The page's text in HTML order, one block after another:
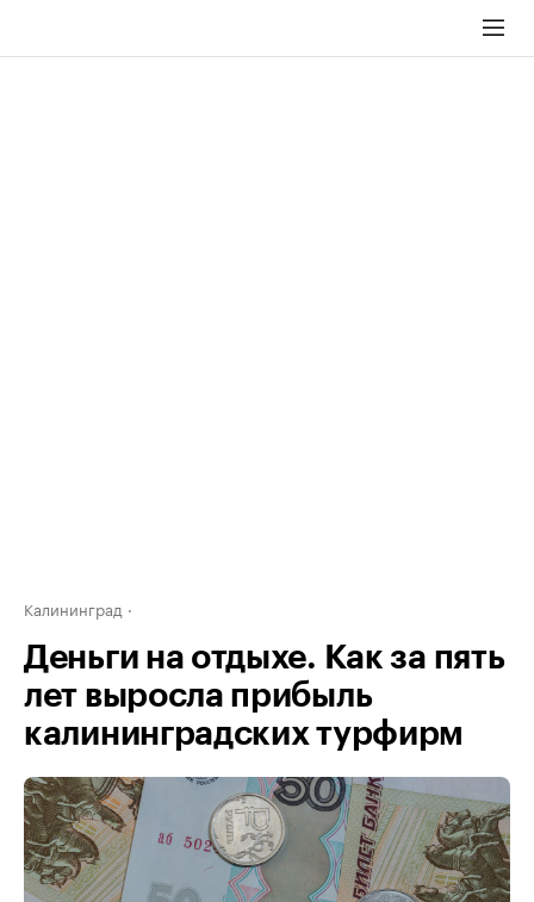
Калининград
Деньги на отдыхе. Как за пять
лет выросла прибыль
калининградских турфирм